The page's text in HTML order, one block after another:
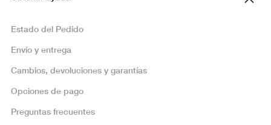
Estado del Pedido
Envío y entrega
Cambios, devoluciones y garantías
Opciones de pago
Preguntas frecuentes